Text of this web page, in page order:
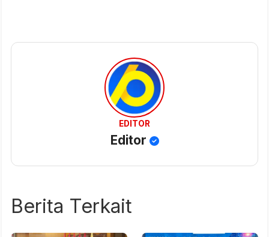
EDITOR
Editor
Berita Terkait